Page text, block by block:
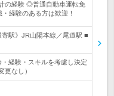
の経験 ◎普通自動車運転免
経験のある方は歓迎！
駅》JR山陽本線／尾道駅 ■
経験・スキルを考慮し決定
更なし）